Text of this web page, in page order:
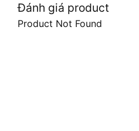
Đánh giá product
Product Not Found